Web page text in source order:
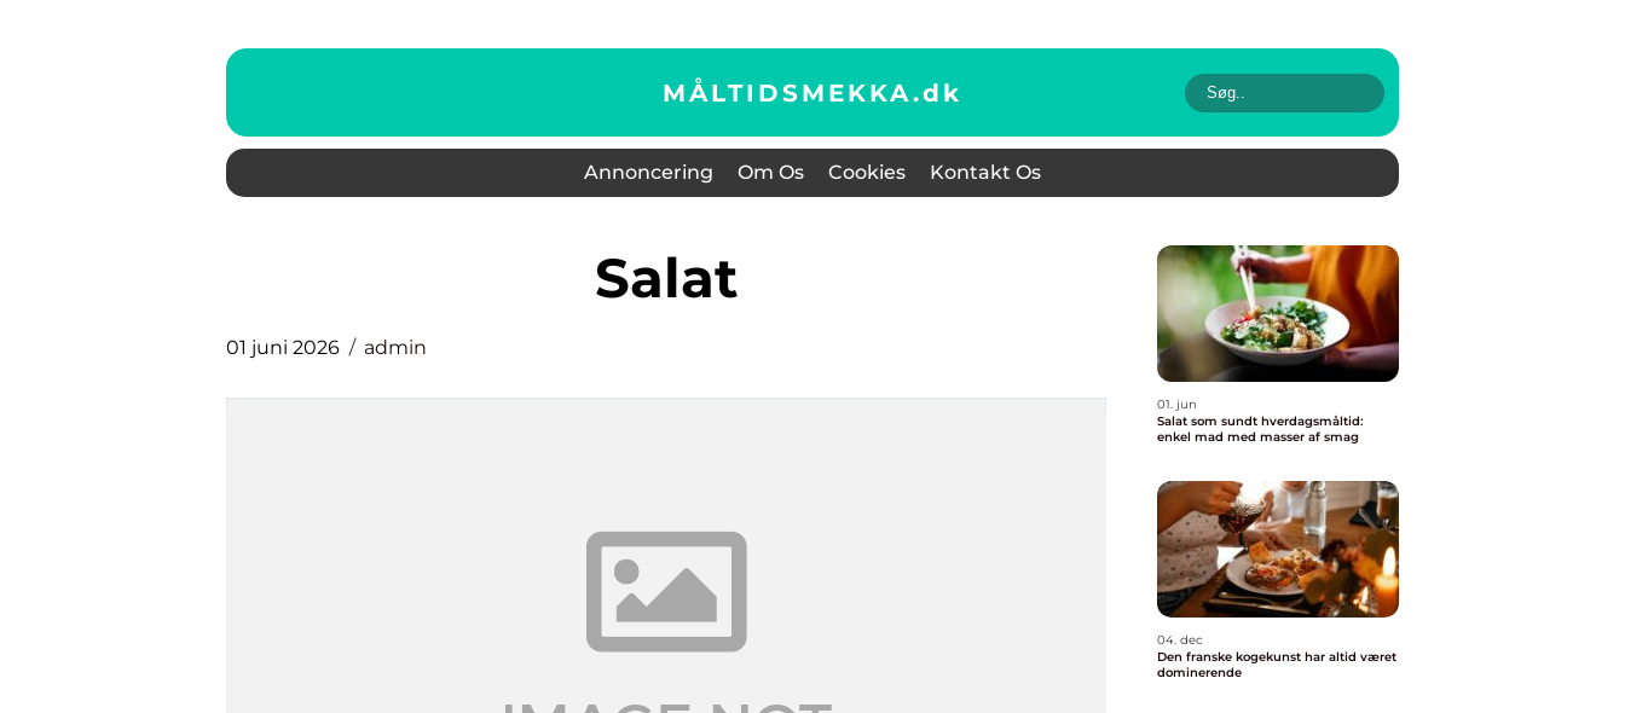
MÅLTIDSMEKKA.dk
Annoncering Om Os Cookies Kontakt Os
salat
01 juni 2026 admin
01. jun
Salat som sundt hverdagsmåltid:
enkel mad med masser af smag
04. dec
Den franske kogekunst har altid været
dominerende